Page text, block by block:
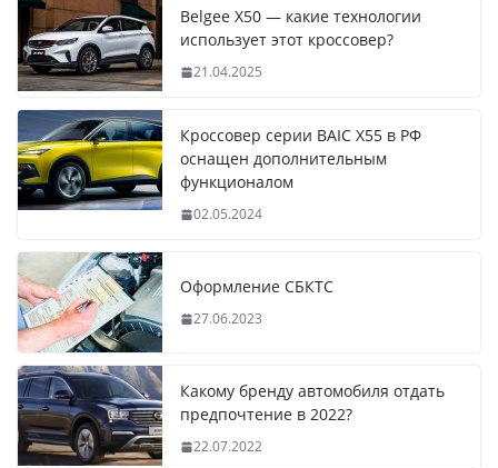
Belgee X50 — какие технологии
использует этот кроссовер?
21.04.2025
Кроссовер серии BAIC X55 в РФ
оснащен дополнительным
функционалом
02.05.2024
Оформление СБКТС
27.06.2023
Какому бренду автомобиля отдать
предпочтение в 2022?
22.07.2022